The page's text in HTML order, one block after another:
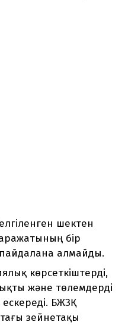
шектен
бір
пайдалана алмайды.
көрсеткіштерді,
және төлемдерді
БЖЗҚ
зейнетақы